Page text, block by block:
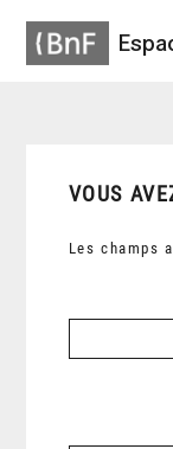
VOUS
Les champs